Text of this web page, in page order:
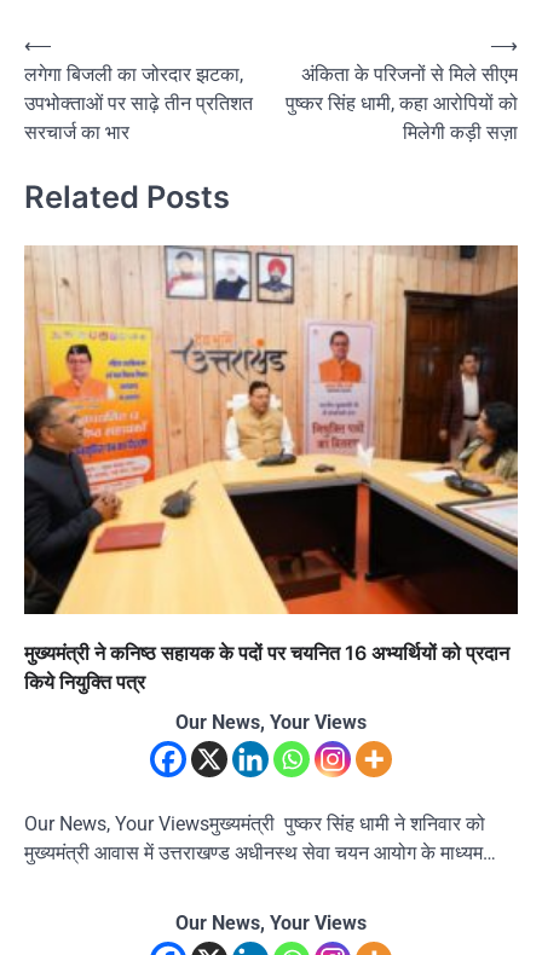
Post
navigation
⟵
लगेगा बिजली का जोरदार झटका,
उपभोक्ताओं पर साढ़े तीन प्रतिशत
सरचार्ज का भार
अंकिता के परिजनों से मिले सीएम
पुष्कर सिंह धामी, कहा आरोपियों को
मिलेगी कड़ी सज़ा
⟶
Related Posts
मुख्यमंत्री ने कनिष्ठ सहायक के पदों पर चयनित 16 अभ्यर्थियों को प्रदान
किये नियुक्ति पत्र
Our News, Your Views
Our News, Your Viewsमुख्यमंत्री पुष्कर सिंह धामी ने शनिवार को
मुख्यमंत्री आवास में उत्तराखण्ड अधीनस्थ सेवा चयन आयोग के माध्यम…
Our News, Your Views